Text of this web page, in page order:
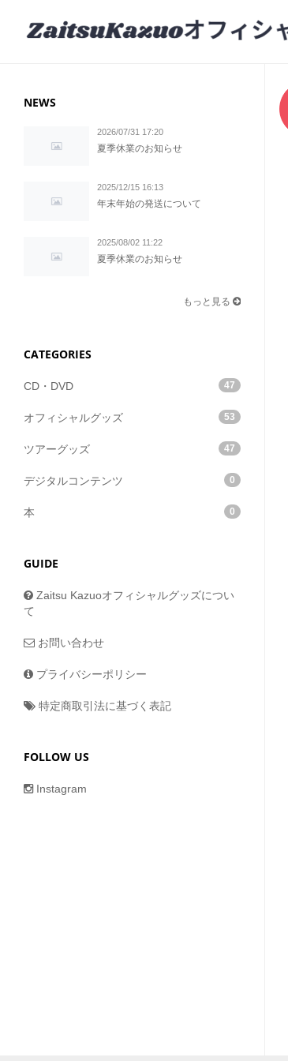
NEWS
2026/07/31 17:20
夏季休業のお知らせ
2025/12/15 16:13
年末年始の発送について
2025/08/02 11:22
夏季休業のお知らせ
もっと見る
CATEGORIES
CD・DVD 47
オフィシャルグッズ 53
ツアーグッズ 47
デジタルコンテンツ 0
本 0
GUIDE
Zaitsu Kazuoオフィシャルグッズについ
て
お問い合わせ
プライバシーポリシー
特定商取引法に基づく表記
FOLLOW US
Instagram